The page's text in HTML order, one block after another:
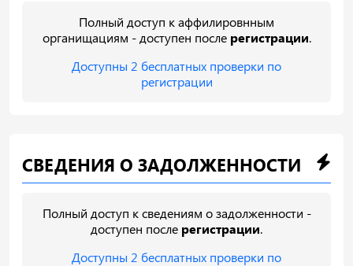
Полный доступ к аффилировнным
органищациям - доступен после регистрации.
Доступны 2 бесплатных проверки по
регистрации
СВЕДЕНИЯ О ЗАДОЛЖЕННОСТИ
Полный доступ к сведениям о задолженности -
доступен после регистрации.
Доступны 2 бесплатных проверки по